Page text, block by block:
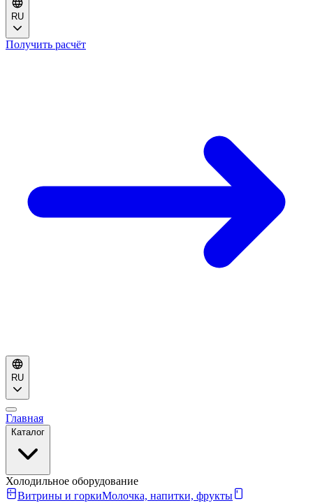
RU
Получить расчёт
RU
Главная
Каталог
Холодильное оборудование
Витрины и горкиМолочка, напитки, фрукты